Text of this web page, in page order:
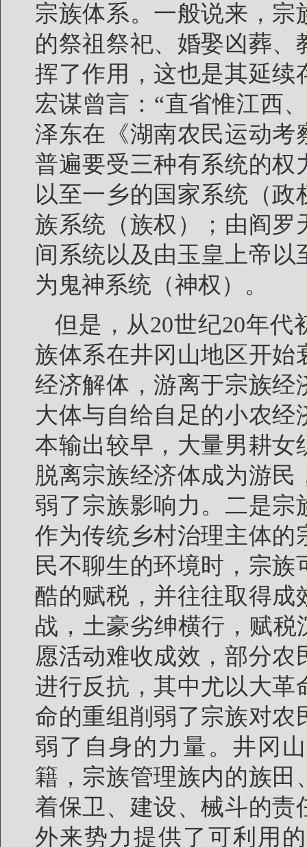
宗族体系。一般说来，
的祭祖祭祀、婚娶凶葬
挥了作用，这也是其延续
宏谋曾言：“直省惟江西
泽东在《湖南农民运动考
普遍要受三种有系统的权
以至一乡的国家系统（
族系统（族权）；由阎罗
间系统以及由玉皇上帝
为鬼神系统（神权）。
但是，从20世纪20年
族体系在井冈山地区开始
经济解体，游离于宗族经
大体与自给自足的小农
本输出较早，大量男耕女
脱离宗族经济体成为游
弱了宗族影响力。二是宗
作为传统乡村治理主体的
民不聊生的环境时，宗
酷的赋税，并往往取得成
战，土豪劣绅横行，赋税
愿活动难收成效，部分
进行反抗，其中尤以大革
命的重组削弱了宗族对
弱了自身的力量。井冈
籍，宗族管理族内的族
着保卫、建设、械斗的责
外来势力提供了可利用